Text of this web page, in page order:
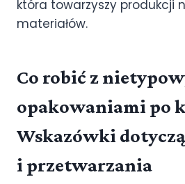
która towarzyszy produkcji
materiałów.
Co robić z
opakowaniami po
Wskazówki
i przetwarzania